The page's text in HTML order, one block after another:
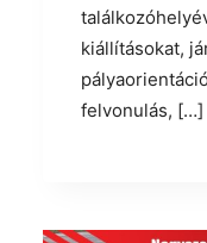
kiállításokat,
felvonulás, […]